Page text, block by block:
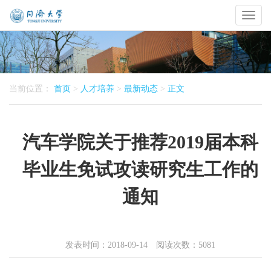
Toggle
当前位置： 首页 > 人才培养 > 最新动态 > 正文
汽车学院关于推荐2019届本科
毕业生免试攻读研究生工作的
通知
发表时间：2018-09-14 阅读次数： 5081